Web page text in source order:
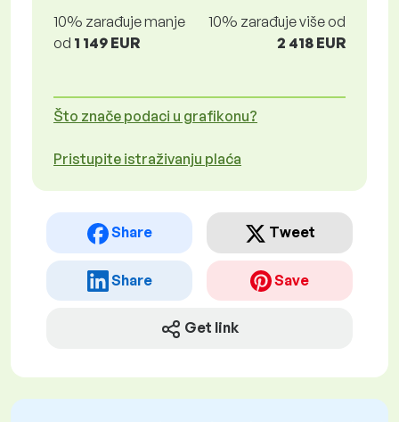
10% zarađuje manje
od 1 149 EUR
10% zarađuje više od
2 418 EUR
Što znače podaci u grafikonu?
Pristupite istraživanju plaća
Share Tweet
Share Save
Get link